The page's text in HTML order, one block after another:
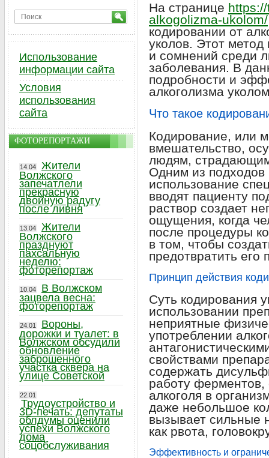
На странице
alkogolizma-ukolom/
кодировании от
уколов. Этот
и сомнений среди
заболевания. В
подробности и
алкоголизма
Что такое
Кодирование, или
вмешательство,
людям, страдающим
Одним из подходов
использование
вводят пациенту
раствор создает
ощущения, когда
после процедуры
в том, чтобы
предотвратить его
Принцип действия
Суть кодирования
использовании
неприятные
употреблении
свойствами
содержать
работу ферментов,
алкоголя в
даже небольшое
вызывает сильные
как рвота,
Эффективность и
Использование
информации сайта
Условия
использования
сайта
ФОТОРЕПОРТАЖИ
14.04
Жители
Волжского
запечатлели
прекрасную
двойную радугу
после ливня
13.04
Жители
Волжского
празднуют
пахсальную
неделю:
фоторепортаж
10.04
В Волжском
зацвела весна:
фоторепортаж
24.01
Вороны,
дорожки и туалет: в
Волжском обсудили
обновление
заброшенного
участка сквера на
улице Советской
22.01
Трудоустройство и
3D-печать: депутаты
облдумы оценили
успехи Волжского
дома
соцобслуживания